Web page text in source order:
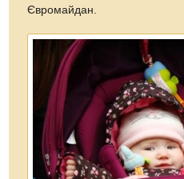
Євромайдан.